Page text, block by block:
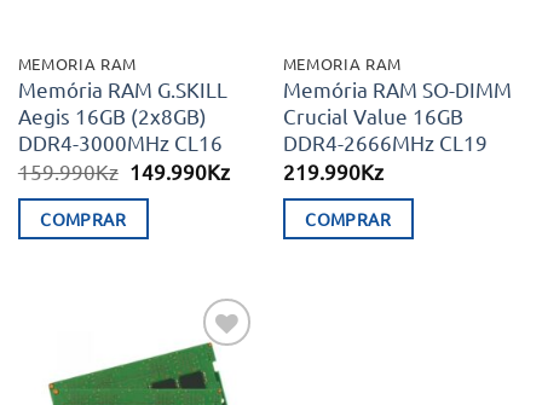
MEMORIA RAM
Memória RAM G.SKILL
Aegis 16GB (2x8GB)
DDR4-3000MHz CL16
159.990Kz O
era:
149.990KzO
COMPRAR
MEMORIA RAM
Memória RAM SO-DIMM
Crucial Value 16GB
DDR4-2666MHz CL19
219.990Kz
COMPRAR
Adicionar
aos meus